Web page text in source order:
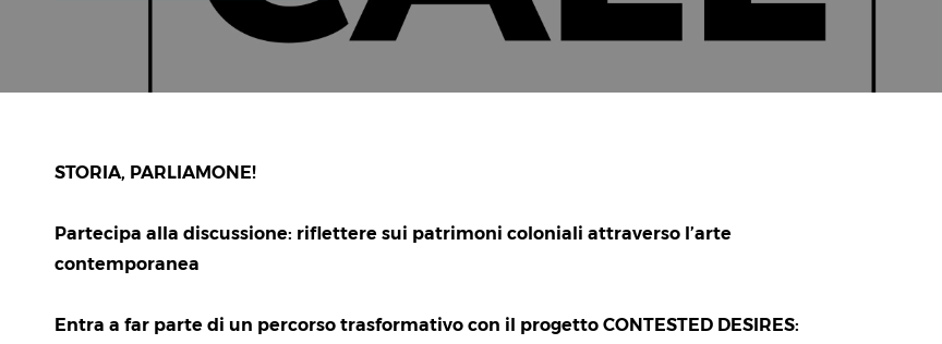
STORIA, PARLIAMONE!
Partecipa alla discussione: riflettere sui patrimoni coloniali attraverso l’arte
contemporanea
Entra a far parte di un percorso trasformativo con il progetto CONTESTED DESIRES: